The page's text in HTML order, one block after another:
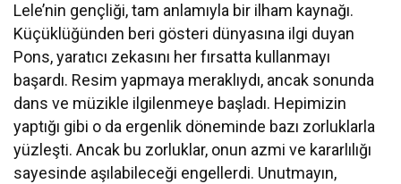
Lele’nin gençliği, tam anlamıyla bir ilham kaynağı.
Küçüklüğünden beri gösteri dünyasına ilgi duyan
Pons, yaratıcı zekasını her fırsatta kullanmayı
başardı. Resim yapmaya meraklıydı, ancak sonunda
dans ve müzikle ilgilenmeye başladı. Hepimizin
yaptığı gibi o da ergenlik döneminde bazı zorluklarla
yüzleşti. Ancak bu zorluklar, onun azmi ve kararlılığı
sayesinde aşılabileceği engellerdi. Unutmayın,